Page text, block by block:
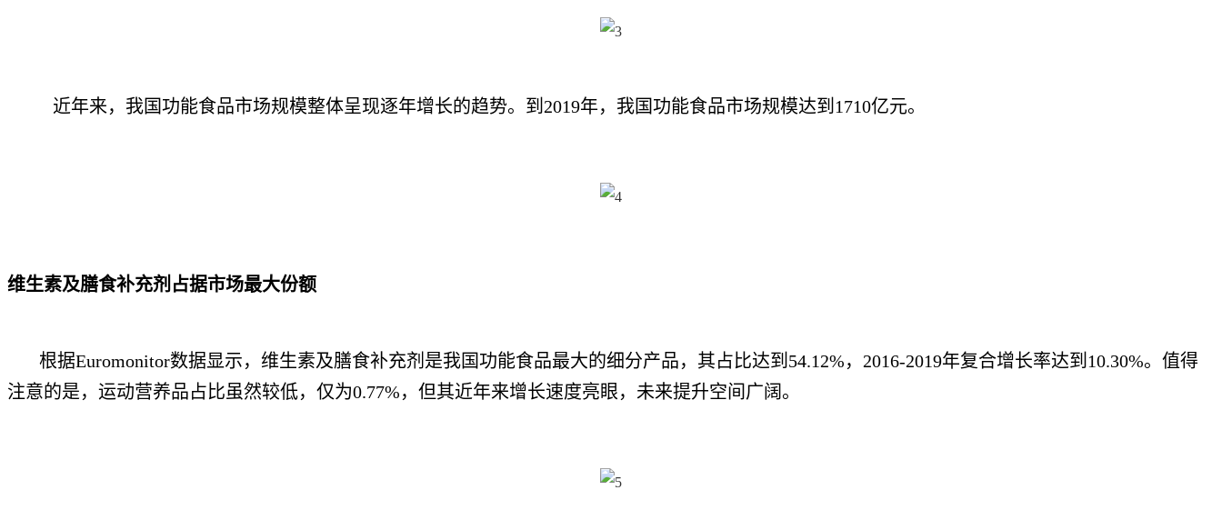
近年来，我国功能食品市场规模整体呈现逐年增长的趋势。到2019年，我国功能食品市场规模达到1710亿元。
维生素及膳食补充剂占据市场最大份额
根据Euromonitor数据显示，维生素及膳食补充剂是我国功能食品最大的细分产品，其占比达到54.12%，2016-2019年复合增长率达到10.30%。值得
注意的是，运动营养品占比虽然较低，仅为0.77%，但其近年来增长速度亮眼，未来提升空间广阔。